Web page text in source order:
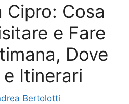
Cipro: Cosa
e Fare
Dove
Itinerari
Bertolotti